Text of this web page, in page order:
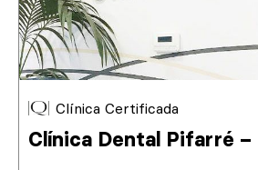
Clínica Certificada
Clínica Dental Pifarré –